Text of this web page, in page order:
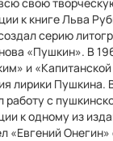
к книге Льва
серию
«Пушкин». В
и
лирики Пушкина.
с
к одному из
«Евгений Онегин»